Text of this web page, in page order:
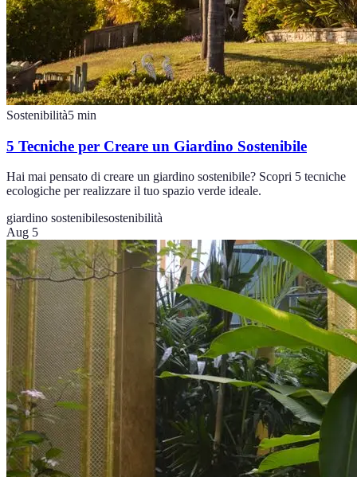
Sostenibilità5 min
5 Tecniche per Creare un Giardino Sostenibile
Hai mai pensato di creare un giardino sostenibile? Scopri 5 tecniche
ecologiche per realizzare il tuo spazio verde ideale.
giardino sostenibilesostenibilità
Aug 5